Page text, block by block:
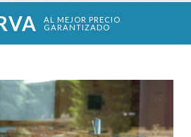
AL MEJOR PRECIO
GARANTIZADO